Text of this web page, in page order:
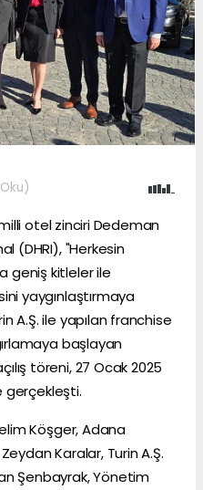
otel zinciri Dedeman
(DHRI), "Herkesin
geniş kitleler ile
yaygınlaştırmaya
A.Ş. ile yapılan franchise
başlayan
töreni, 27 Ocak 2025
gerçekleşti.
Köşger, Adana
Karalar, Turin A.Ş.
Şenbayrak, Yönetim